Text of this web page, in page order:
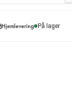
Hjemlevering På lager